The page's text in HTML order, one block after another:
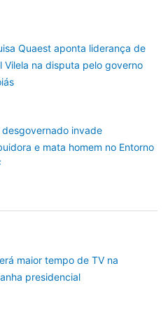
Quaest aponta liderança de
Vilela na disputa pelo governo
desgovernado invade
e mata homem no Entorno
maior tempo de TV na
presidencial